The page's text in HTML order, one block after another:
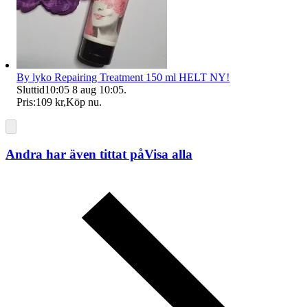
By lyko Repairing Treatment 150 ml HELT NY!
Sluttid10:05 8 aug 10:05.
Pris:109 kr,Köp nu.
Andra har även tittat påVisa alla